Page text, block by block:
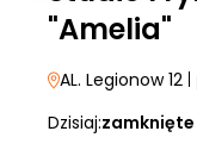
"Amelia"
AL. Legionow 12
Dzisiaj:zamknięte